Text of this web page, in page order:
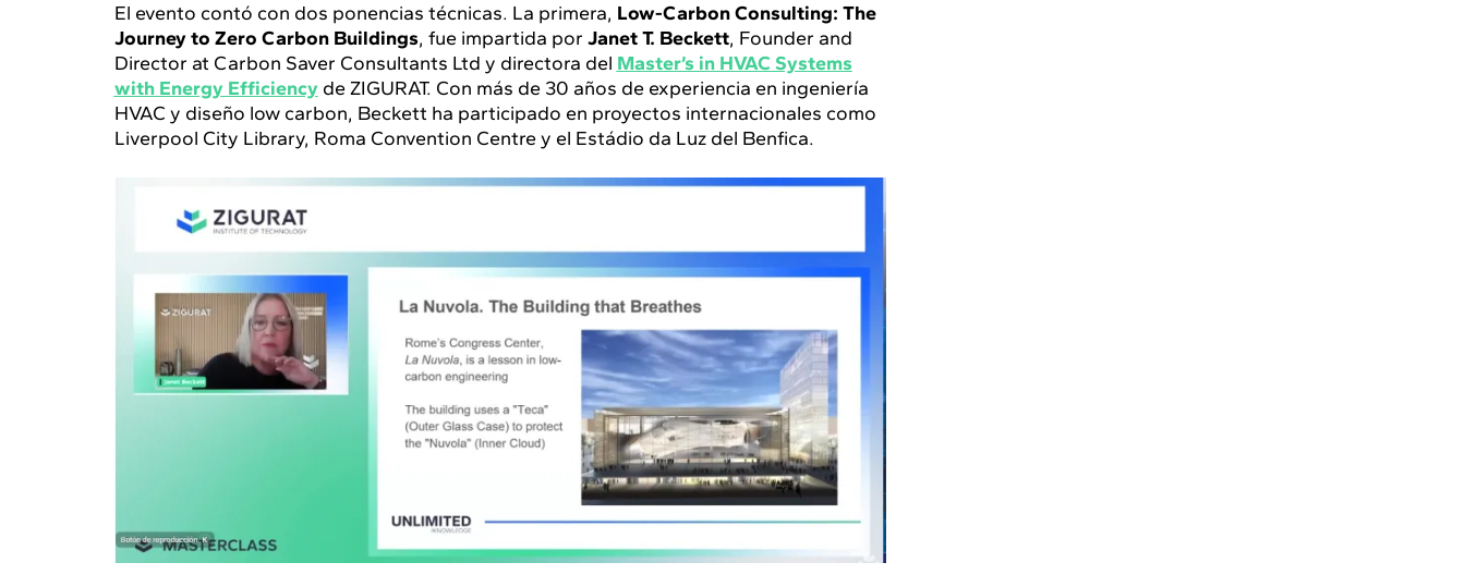
El evento contó con dos ponencias técnicas. La primera, Low-Carbon Consulting: The
Journey to Zero Carbon Buildings, fue impartida por Janet T. Beckett, Founder and
Director at Carbon Saver Consultants Ltd y directora del Master’s in HVAC Systems
with Energy Efficiencyde ZIGURAT. Con más de 30 años de experiencia en ingeniería
HVAC y diseño low carbon, Beckett ha participado en proyectos internacionales como
Liverpool City Library, Roma Convention Centre y el Estádio da Luz del Benfica.